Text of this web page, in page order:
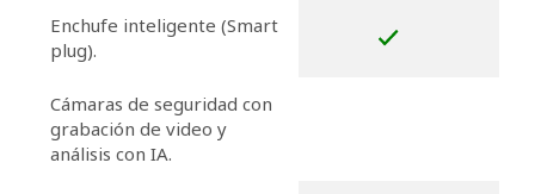
Enchufe inteligente (Smart
plug).
Cámaras de seguridad con
grabación de video y
análisis con IA.